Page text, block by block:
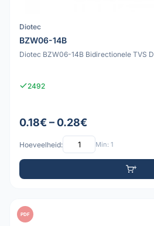
Diotec
BZW06-14B
Diotec BZW06-14B Bidirectionele TVS
2492
0.18€ – 0.28€
Hoeveelheid: Min: 1
PDF